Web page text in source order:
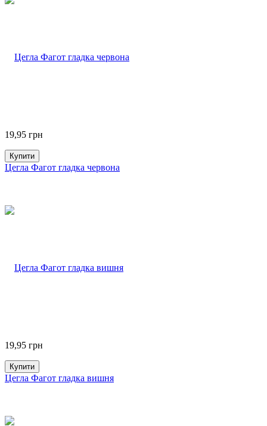
19,95 грн
Купити
Цегла Фагот гладка червона
19,95 грн
Купити
Цегла Фагот гладка вишня